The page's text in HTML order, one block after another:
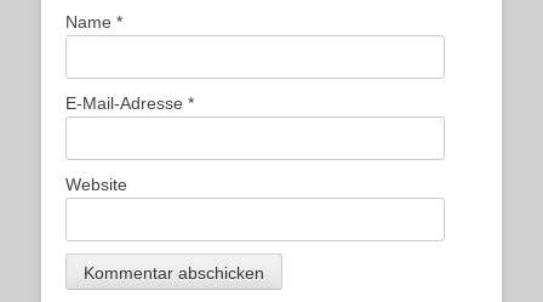
Name *
E-Mail-Adresse *
Website